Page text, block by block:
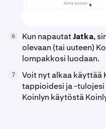
6 Kun napautatJatka,
olevaan (tai uuteen)
lompakkosi luodaan.
7
Voit nyt alkaa
tappioidesi ja -
Koinlyn käytöstä